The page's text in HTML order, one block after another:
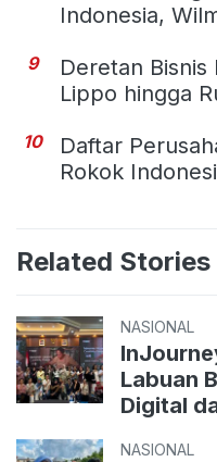
Indonesia,
9
Deretan Bisnis
Lippo hingga
10
Daftar
Rokok
Related Stories
NASIONAL
Labuan
Digital
NASIONAL